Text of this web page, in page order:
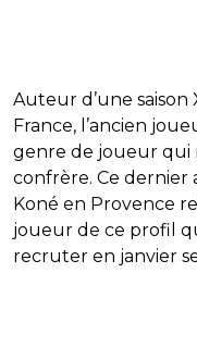
Auteur d’une saison
France, l’ancien
genre de joueur qui
confrère. Ce dernier
Koné en Provence
joueur de ce profil
recruter en janvier